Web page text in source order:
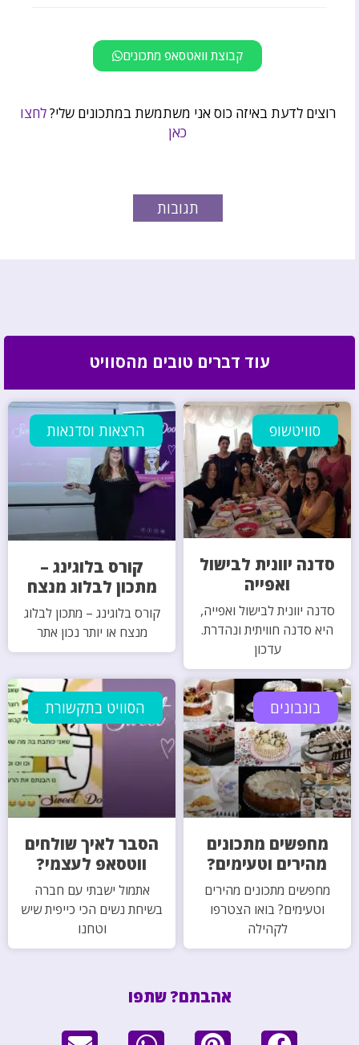
קבוצת וואטסאפ מתכונים
רוצים לדעת באיזה כוס אני משתמשת במתכונים שלי?לחצו
כאן
תגובות
עוד דברים טובים מהסוויט
סוויטשופ
סדנה יוונית לבישול
ואפייה
סדנה יוונית לבישול ואפייה,
היא סדנה חוויתית ונהדרת.
עדכון
הרצאות וסדנאות
קורס בלוגינג –
מתכון לבלוג מנצח
קורס בלוגינג – מתכון לבלוג
מנצח או יותר נכון אתר
בונבונים
מחפשים מתכונים
מהירים וטעימים?
מחפשים מתכונים מהירים
וטעימים? בואו הצטרפו
לקהילה
הסוויט בתקשורת
הסבר לאיך שולחים
ווטסאפ לעצמי?
אתמול ישבתי עם חברה
בשיחת נשים הכי כייפית שיש
וטחנו
אהבתם? שתפו